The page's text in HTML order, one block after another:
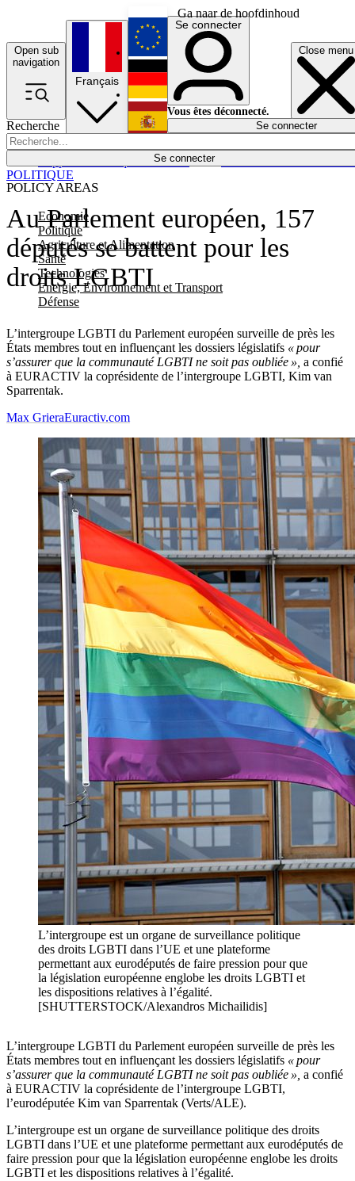
Ga naar de hoofdinhoud
Open sub
navigation
Close menu
Recherche
Se connecter
POLICY AREAS
Economie
Politique
Agriculture et Alimentation
Santé
Technologies
Energie, Environnement et Transport
Défense
Économie
Français
English
Deutsch
Español
Se connecter
Vous êtes déconnecté.
Se connecter
Au Parlement européen, 157
députés se battent pour les
droits LGBTI
L’intergroupe LGBTI du Parlement européen surveille de près les
États membres tout en influençant les dossiers législatifs « pour
s’assurer que la communauté LGBTI ne soit pas oubliée », a confié
à EURACTIV la coprésidente de l’intergroupe LGBTI, Kim van
Sparrentak.
POLITIQUE
Max GrieraEuractiv.com
L’intergroupe est un organe de surveillance politique
des droits LGBTI dans l’UE et une plateforme
permettant aux eurodéputés de faire pression pour que
la législation européenne englobe les droits LGBTI et
les dispositions relatives à l’égalité.
[SHUTTERSTOCK/Alexandros Michailidis]
L’intergroupe LGBTI du Parlement européen surveille de près les
États membres tout en influençant les dossiers législatifs « pour
s’assurer que la communauté LGBTI ne soit pas oubliée », a confié
à EURACTIV la coprésidente de l’intergroupe LGBTI,
l’eurodéputée Kim van Sparrentak (Verts/ALE).
L’intergroupe est un organe de surveillance politique des droits
LGBTI dans l’UE et une plateforme permettant aux eurodéputés de
faire pression pour que la législation européenne englobe les droits
LGBTI et les dispositions relatives à l’égalité.